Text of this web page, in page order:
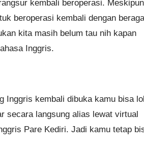
kembali beroperasi. Meskipun
beroperasi kembali dengan
kita masih belum tau nih kapan
Inggris.
Inggris kembali dibuka kamu bisa
secara langsung alias lewat virtual
Pare Kediri. Jadi kamu tetap